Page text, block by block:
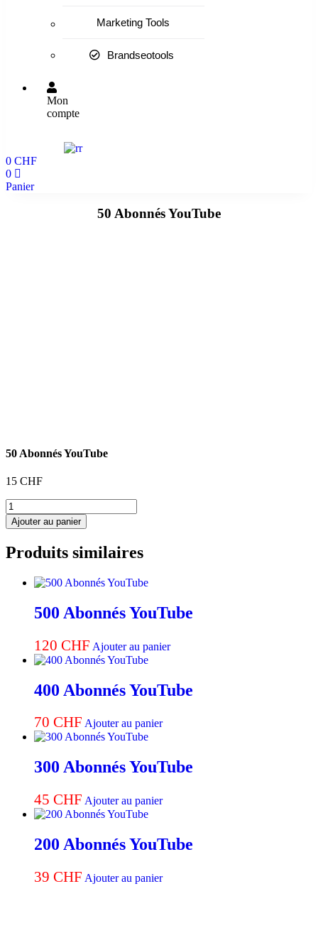
Marketing Tools
Brandseotools
Mon
compte
0 CHF
0
Panier
50 Abonnés YouTube
50 Abonnés YouTube
15 CHF
quantité
de
50
YouTube
Ajouter au panier
Produits similaires
500 Abonnés YouTube
120 CHF Ajouter au panier
400 Abonnés YouTube
70 CHF Ajouter au panier
300 Abonnés YouTube
45 CHF Ajouter au panier
200 Abonnés YouTube
39 CHF Ajouter au panier